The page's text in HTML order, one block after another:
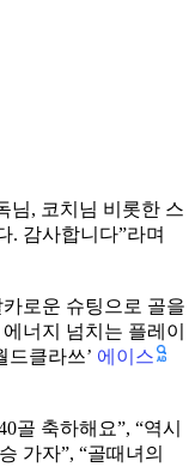
님, 코치님 비롯한 스
. 감사합니다”라며
로운 슈팅으로 골을
너지 넘치는 플레이
드클라쓰’ 에이스
골 축하해요”, “역시
가자”, “골때녀의